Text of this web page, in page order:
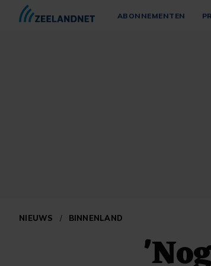
ABONNEMENTEN
NIEUWS / BINNENLAND